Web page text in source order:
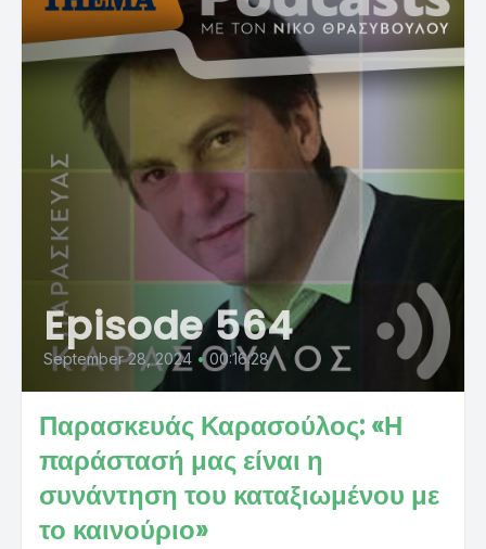
Episode 564
September 28, 2024 • 00:16:28
Παρασκευάς Καρασούλος: «Η
παράστασή μας είναι η
συνάντηση του καταξιωμένου με
το καινούριο»